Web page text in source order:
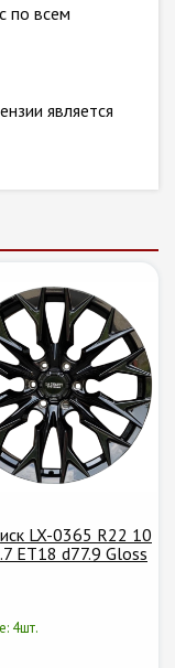
по всем
является
LX-0365 R22 10
ET18 d77.9 Gloss
4шт.